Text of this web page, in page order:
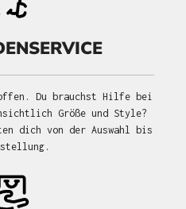
Du brauchst Hilfe bei
Größe und Style?
dich von der Auswahl bis